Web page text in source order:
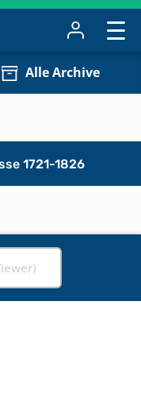
Alle Archive
1721-1826